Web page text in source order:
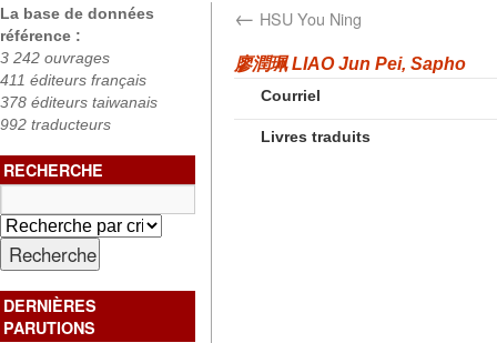
La base de données
référence :
3 242 ouvrages
411 éditeurs français
378 éditeurs taiwanais
992 traducteurs
RECHERCHE
DERNIÈRES
PARUTIONS
← HSU You Ning
廖潤珮 LIAO Jun Pei, Sapho
Courriel
Livres traduits